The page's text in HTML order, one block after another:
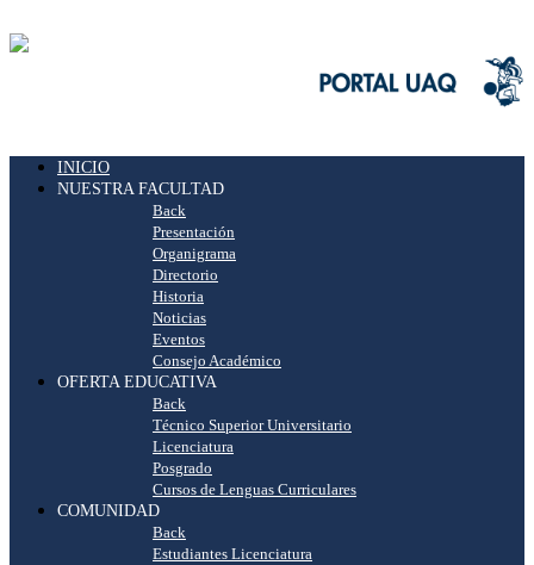
INICIO
NUESTRA FACULTAD
Back
Presentación
Organigrama
Directorio
Historia
Noticias
Eventos
Consejo Académico
OFERTA EDUCATIVA
Back
Técnico Superior Universitario
Licenciatura
Posgrado
Cursos de Lenguas Curriculares
COMUNIDAD
Back
Estudiantes Licenciatura